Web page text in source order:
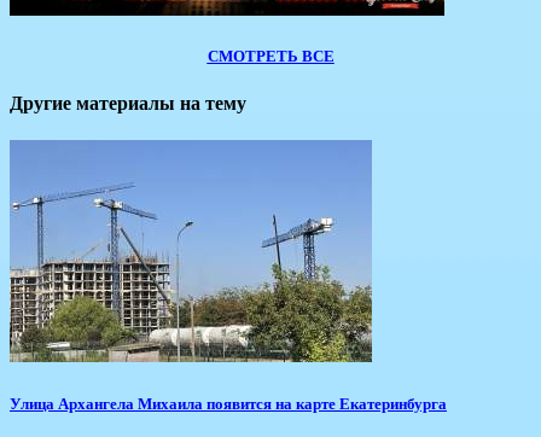
СМОТРЕТЬ ВСЕ
Другие материалы на тему
​Улица Архангела Михаила появится на карте Екатеринбурга